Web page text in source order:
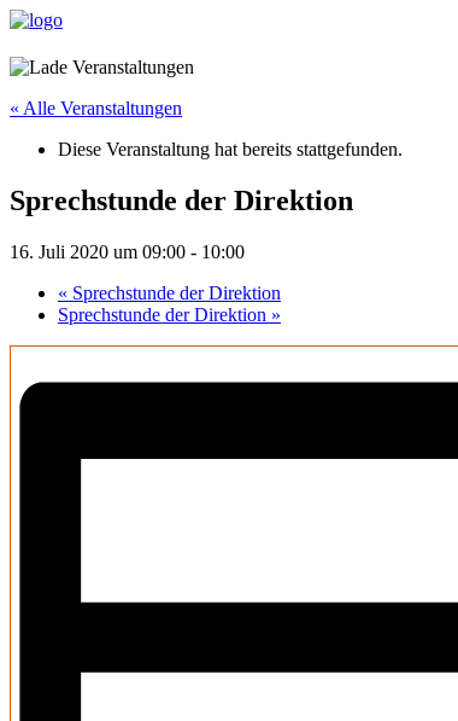
« Alle Veranstaltungen
Diese Veranstaltung hat bereits stattgefunden.
Sprechstunde der Direktion
16. Juli 2020 um 09:00 - 10:00
« Sprechstunde der Direktion
Sprechstunde der Direktion »